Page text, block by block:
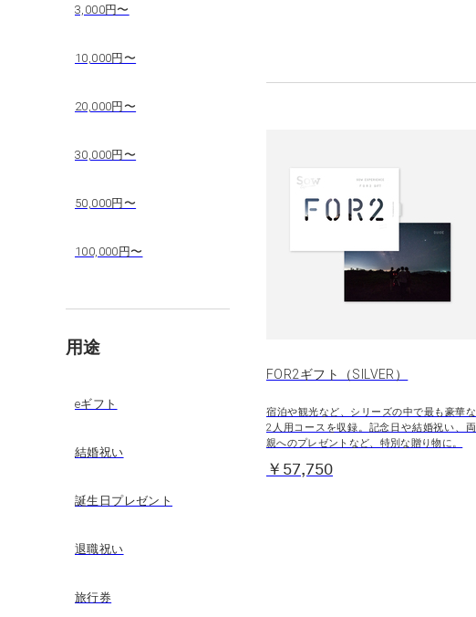
3,000円〜
10,000円〜
20,000円〜
30,000円〜
50,000円〜
100,000円〜
用途
eギフト
結婚祝い
誕生日プレゼント
退職祝い
旅行券
FOR2ギフト（SILVER）
宿泊や観光など、シリーズの中で最も豪華な
2人用コースを収録。記念日や結婚祝い、両
親へのプレゼントなど、特別な贈り物に。
￥57,750